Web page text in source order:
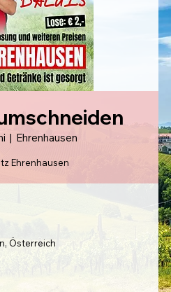
  |
Ehrenhausen
Ehrenhausen
Österreich